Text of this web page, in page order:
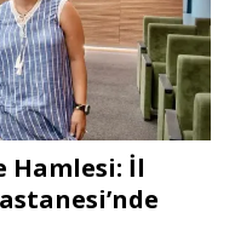
Hamlesi: İl